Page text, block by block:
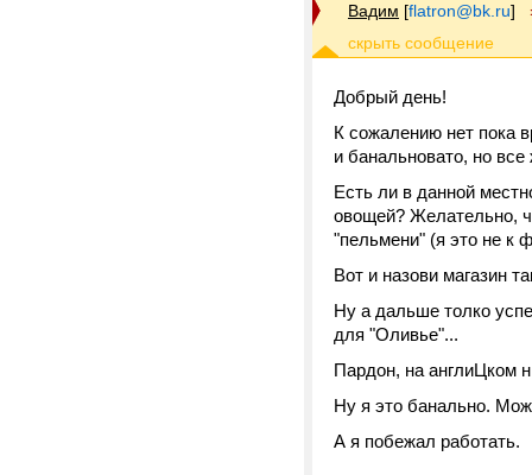
Вадим [flatron@bk.ru]
Добрый день!
К сожалению нет пока
и банальновато, но все
Есть ли в данной
овощей? Желательно,
"пельмени" (я это не к
Вот и назови магазин
Ну а дальше толко
для "Оливье"...
Пардон, на англиЦком
Ну я это банально.
А я побежал работать.